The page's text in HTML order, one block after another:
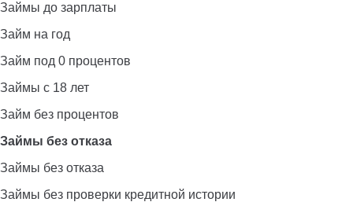
Займы до зарплаты
Займ на год
Займ под 0 процентов
Займы с 18 лет
Займ без процентов
Займы без отказа
Займы без отказа
Займы без проверки кредитной истории